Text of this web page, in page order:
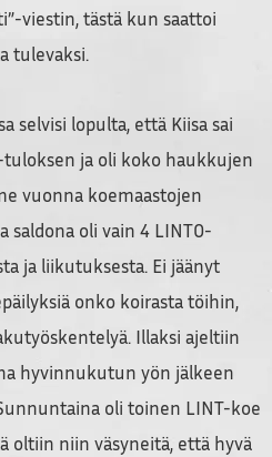
viestin, tästä kun saattoi
tulevaksi.
selvisi lopulta, että Kiisa sai
ja oli koko haukkujen
vuonna koemaastojen
oli vain 4 LINT0-
ja liikutuksesta. Ei jäänyt
onko koirasta töihin,
Illaksi ajeltiin
hyvinnukutun yön jälkeen
oli toinen LINT-koe
oltiin niin väsyneitä, että hyvä